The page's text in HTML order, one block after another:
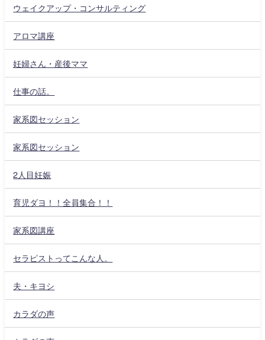
ウェイクアップ・コンサルティング
アロマ講座
妊婦さん・産後ママ
仕事の話。
家系図セッション
家系図セッション
2人目妊娠
育児ダヨ！！全員集合！！
家系図講座
セラピストってこんな人。
夫・キヨシ
カラダの声